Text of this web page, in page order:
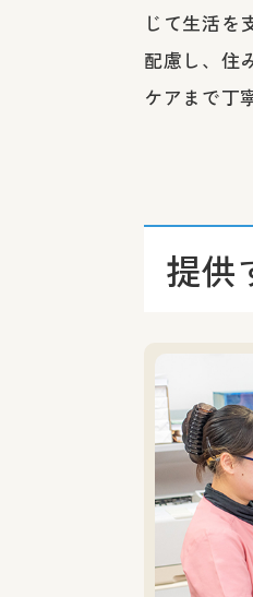
じて生活を
配慮し、住
ケアまで丁
提供